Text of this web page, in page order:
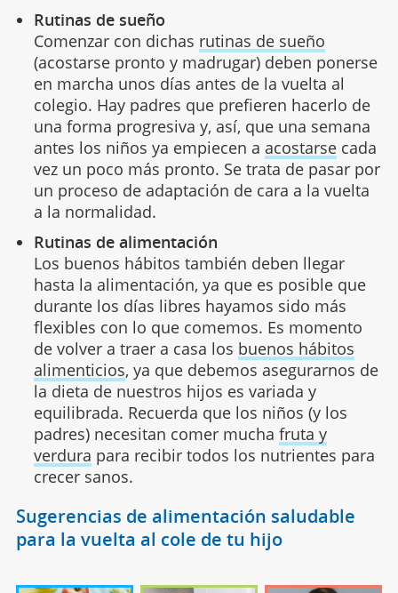
Rutinas de sueño
Comenzar con dichas rutinas de sueño
(acostarse pronto y madrugar) deben ponerse
en marcha unos días antes de la vuelta al
colegio. Hay padres que prefieren hacerlo de
una forma progresiva y, así, que una semana
antes los niños ya empiecen a acostarsecada
vez un poco más pronto. Se trata de pasar por
un proceso de adaptación de cara a la vuelta
a la normalidad.
Rutinas de alimentación
Los buenos hábitos también deben llegar
hasta la alimentación, ya que es posible que
durante los días libres hayamos sido más
flexibles con lo que comemos. Es momento
de volver a traer a casa los buenos hábitos
alimenticios, ya que debemos asegurarnos de
la dieta de nuestros hijos es variada y
equilibrada. Recuerda que los niños (y los
padres) necesitan comer mucha fruta y
verdura para recibir todos los nutrientes para
crecer sanos.
Sugerencias de alimentación saludable
para la vuelta al cole de tu hijo